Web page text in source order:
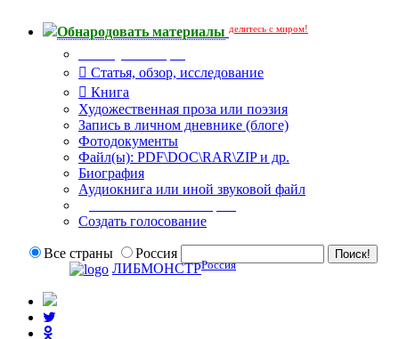
Обнародовать материалы делитесь с миром!
Статья, обзор, исследование
Книга
Художественная проза или поэзия
Запись в личном дневнике (блоге)
Фотодокументы
Файл(ы): PDF\DOC\RAR\ZIP и др.
Биография
Аудиокнига или иной звуковой файл
Создать голосование
Все страны
Россия
ЛИБМОНСТРРоссия